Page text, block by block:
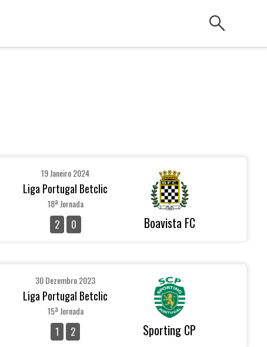
search
19 Janeiro 2024
Liga Portugal Betclic
18ª Jornada
2 0 Boavista FC
30 Dezembro 2023
Liga Portugal Betclic
15ª Jornada
1 2 Sporting CP